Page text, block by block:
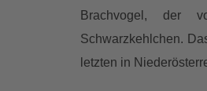
Brachvogel, der
Schwarzkehlchen.
letzten in